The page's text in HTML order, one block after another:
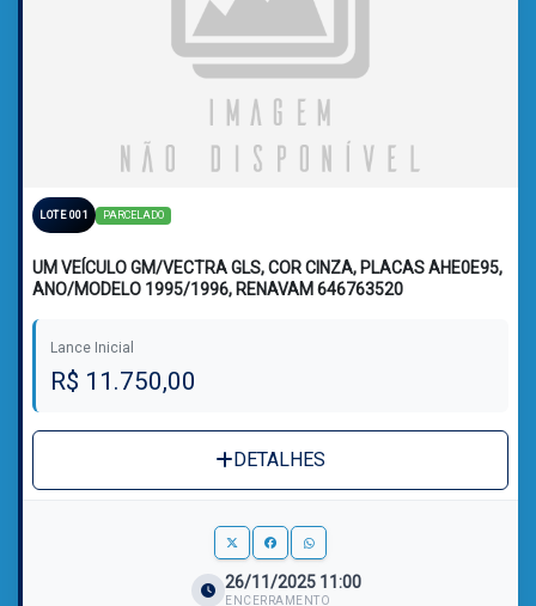
LOTE 001 PARCELADO
UM VEÍCULO GM/VECTRA GLS, COR CINZA, PLACAS AHE0E95,
ANO/MODELO 1995/1996, RENAVAM 646763520
Lance Inicial
R$ 11.750,00
DETALHES
26/11/2025 11:00
ENCERRAMENTO